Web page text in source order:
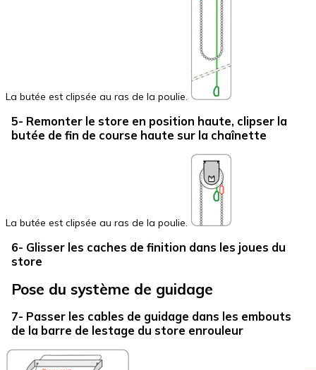
La butée est clipsée au ras de la poulie.
5- Remonter le store en position haute, clipser la
butée de fin de course haute sur la chaînette
La butée est clipsée au ras de la poulie.
6- Glisser les caches de finition dans les joues du
store
Pose du système de guidage
7- Passer les cables de guidage dans les embouts
de la barre de lestage du store enrouleur